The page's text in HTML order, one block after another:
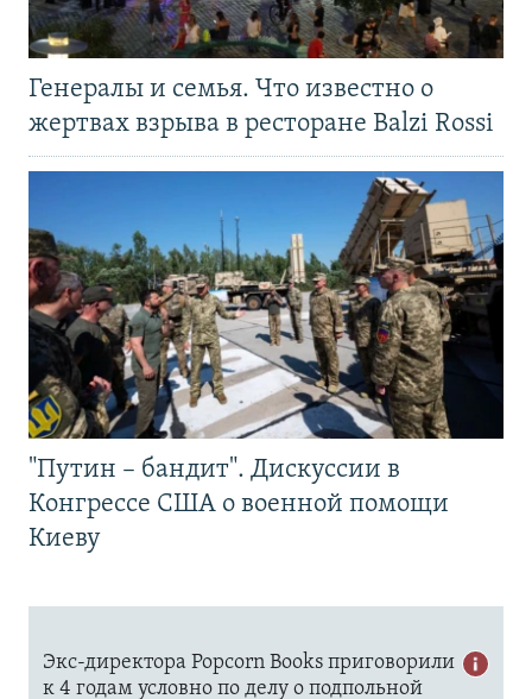
Генералы и семья. Что известно о
жертвах взрыва в ресторане Balzi Rossi
"Путин – бандит". Дискуссии в
Конгрессе США о военной помощи
Киеву